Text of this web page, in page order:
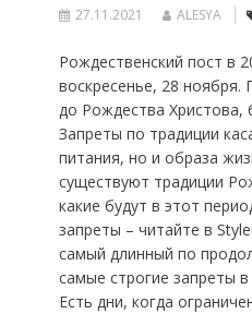
27.11.2021 ALESYA
Рождественский пост в
воскресенье, 28 ноября.
до Рождества Христова,
Запреты по традиции
питания, но и образа
существуют традиции
какие будут в этот
запреты – читайте в
самый длинный по
самые строгие запреты
Есть дни, когда